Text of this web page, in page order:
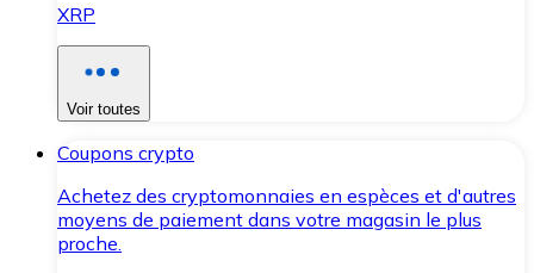
XRP
Voir toutes
Coupons crypto
Achetez des cryptomonnaies en espèces et d'autres
moyens de paiement dans votre magasin le plus
proche.